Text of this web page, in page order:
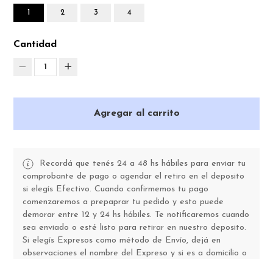
1 2 3 4
Cantidad
1
Agregar al carrito
Recordá que tenés 24 a 48 hs hábiles para enviar tu
comprobante de pago o agendar el retiro en el deposito
si elegís Efectivo. Cuando confirmemos tu pago
comenzaremos a prepaprar tu pedido y esto puede
demorar entre 12 y 24 hs hábiles. Te notificaremos cuando
sea enviado o esté listo para retirar en nuestro deposito.
Si elegís Expresos como método de Envío, dejá en
observaciones el nombre del Expreso y si es a domicilio o